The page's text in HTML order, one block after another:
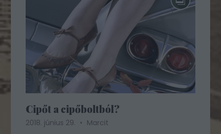
Cipőt a cipőboltból?
2018. június 29.
Marcit